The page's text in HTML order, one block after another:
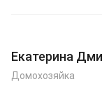
Екатерина
Домохозяйка